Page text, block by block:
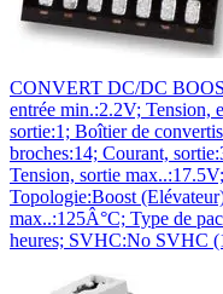
CONVERT DC/DC
entrée min.:2.2V; Tension,
sortie:1; Boîtier de
broches:14; Courant,
Tension, sortie
Topologie:Boost
max..:125Â°C; Type de
heures; SVHC:No SVHC